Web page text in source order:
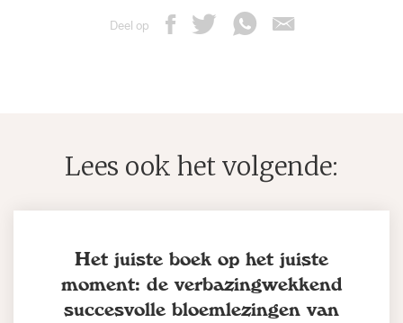
Deel op
Lees ook het volgende:
Het juiste boek op het juiste
moment: de verbazingwekkend
succesvolle bloemlezingen van